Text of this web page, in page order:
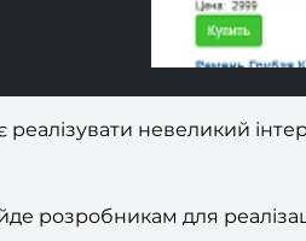
невеликий
розробникам для